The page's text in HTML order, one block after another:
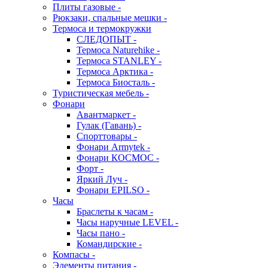
Плиты газовые -
Рюкзаки, спальные мешки -
Термоса и термокружки
СЛЕДОПЫТ -
Термоса Naturehike -
Термоса STANLEY -
Термоса Арктика -
Термоса Биосталь -
Туристическая мебель -
Фонари
Авантмаркет -
Гулак (Гавань) -
Спорттовары -
Фонари Armytek -
Фонари КОСМОС -
Форт -
Яркий Луч -
Фонари EPILSO -
Часы
Браслеты к часам -
Часы наручные LEVEL -
Часы пано -
Командирские -
Компасы -
Элементы питания -